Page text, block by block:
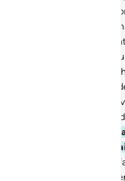
Et certes, Nous
miracles évidents .
d’Israël, lorsqu’il leur
Moïse ! Je pense que
sais fort bien que ces
Seigneur des cieux et
comme autant de
Pharaon, je te crois
donc les expulser du
tous, lui et ceux qui
lui, Nous dîmes aux
Terre !" Puis, lorsque